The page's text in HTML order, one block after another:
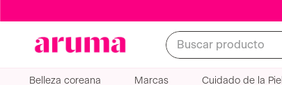
Buscar producto
Belleza coreana Marcas Cuidado de la Piel